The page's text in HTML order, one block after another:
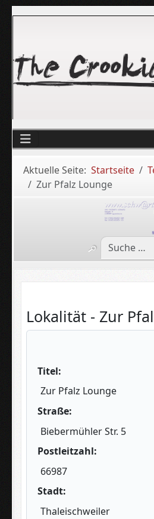
Aktuelle Seite: Startseite
Zur Pfalz Lounge
Lokalität - Zur
Titel:
Zur Pfalz Lounge
Straße:
Biebermühler Str. 5
Postleitzahl:
66987
Stadt:
Thaleischweiler